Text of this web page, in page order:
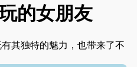
的女朋友
其独特的魅力，也带来了不